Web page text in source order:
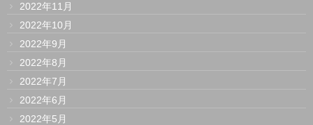
2022年11月
2022年10月
2022年9月
2022年8月
2022年7月
2022年6月
2022年5月